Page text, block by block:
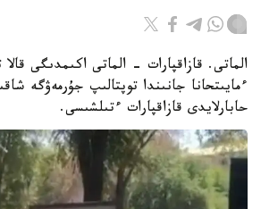
الماتى. قازاقپارات - الماتى اكىمدىگى قالا
ءمايىتحانا جانىندا توپتالىپ جۇرمەۋگە
حابارلايدى قازاقپارات ءتىلشىسى.